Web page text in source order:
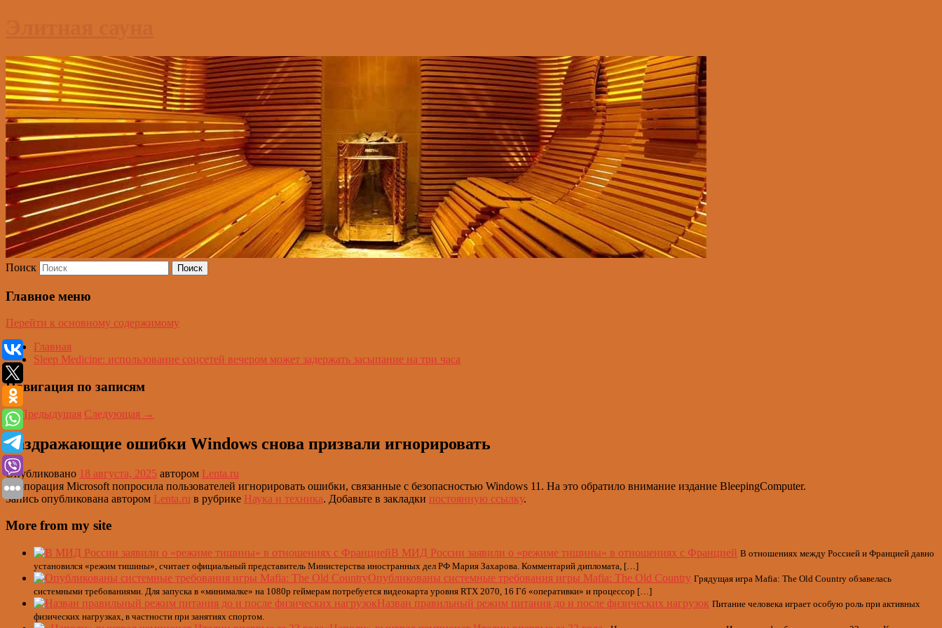
Поиск
Главное меню
Перейти к основному содержимому
Главная
Sleep Medicine: использование соцсетей вечером может задержать засыпание на три часа
Навигация по записям
←Предыдущая Следующая →
Раздражающие ошибки Windows снова призвали игнорировать
Опубликовано 18 августа, 2025 автором Lenta.ru
Корпорация Microsoft попросила пользователей игнорировать ошибки, связанные с безопасностью Windows 11. На это обратило внимание издание BleepingComputer.
Запись опубликована автором Lenta.ru в рубрике Наука и техника. Добавьте в закладки постоянную ссылку.
More from my site
В МИД России заявили о «режиме тишины» в отношениях с Францией В отношениях между Россией и Францией давно
установился «режим тишины», считает официальный представитель Министерства иностранных дел РФ Мария Захарова. Комментарий дипломата, […]
Опубликованы системные требования игры Mafia: The Old Country Грядущая игра Mafia: The Old Country обзавелась
системными требованиями. Для запуска в «минималке» на 1080p геймерам потребуется видеокарта уровня RTX 2070, 16 Гб «оперативки» и процессор […]
Назван правильный режим питания до и после физических нагрузок Питание человека играет особую роль при активных
физических нагрузках, в частности при занятиях спортом.